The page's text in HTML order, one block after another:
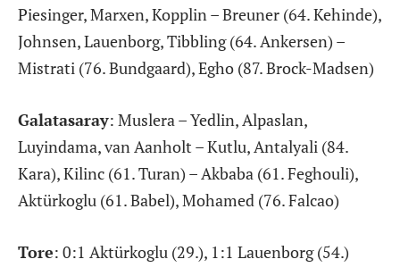
Piesinger, Marxen, Kopplin – Breuner (64. Kehinde),
Johnsen, Lauenborg, Tibbling (64. Ankersen) –
Mistrati (76. Bundgaard), Egho (87. Brock-Madsen)
Galatasaray: Muslera – Yedlin, Alpaslan,
Luyindama, van Aanholt – Kutlu, Antalyali (84.
Kara), Kilinc (61. Turan) – Akbaba (61. Feghouli),
Aktürkoglu (61. Babel), Mohamed (76. Falcao)
Tore: 0:1 Aktürkoglu (29.), 1:1 Lauenborg (54.)